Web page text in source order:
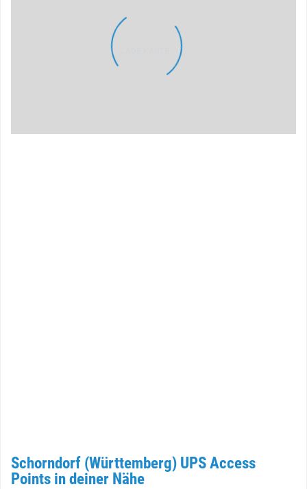
Schorndorf (Württemberg) UPS Access
Points in deiner Nähe